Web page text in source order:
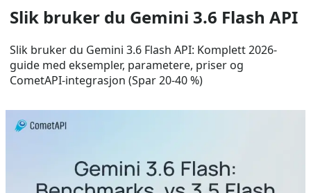
Slik bruker du Gemini 3.6 Flash API
Slik bruker du Gemini 3.6 Flash API: Komplett 2026-
guide med eksempler, parametere, priser og
CometAPI-integrasjon (Spar 20-40 %)
Aug 9, 2026
Hva er Gemini 3.6 Flash?